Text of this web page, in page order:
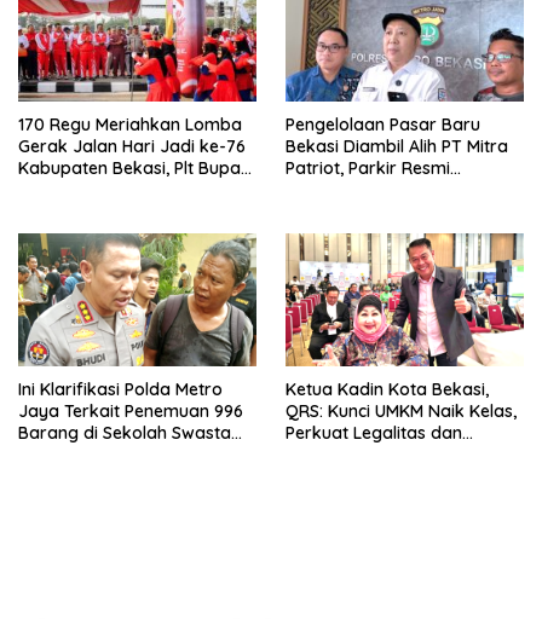
170 Regu Meriahkan Lomba
Gerak Jalan Hari Jadi ke-76
Kabupaten Bekasi, Plt Bupati
Pengelolaan Pasar Baru
Bekasi Diambil Alih PT Mitra
Patriot, Parkir Resmi
Ini Klarifikasi Polda Metro
Jaya Terkait Penemuan 996
Barang di Sekolah Swasta
Ketua Kadin Kota Bekasi,
QRS: Kunci UMKM Naik Kelas,
Perkuat Legalitas dan